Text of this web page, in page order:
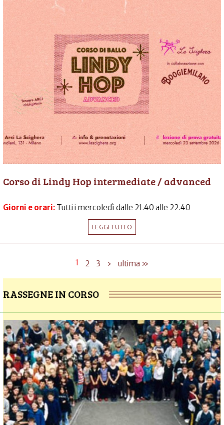
Corso di Lindy Hop intermediate / advanced
Giorni e orari: Tutti i mercoledì dalle 21.40 alle 22.40
LEGGI TUTTO
1 2 3 › ultima »
RASSEGNE IN CORSO